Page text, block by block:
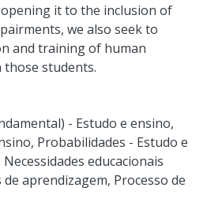
it to the inclusion of
we also seek to
and training of human
students.
- Estudo e ensino,
, Probabilidades - Estudo e
Necessidades educacionais
de aprendizagem, Processo de